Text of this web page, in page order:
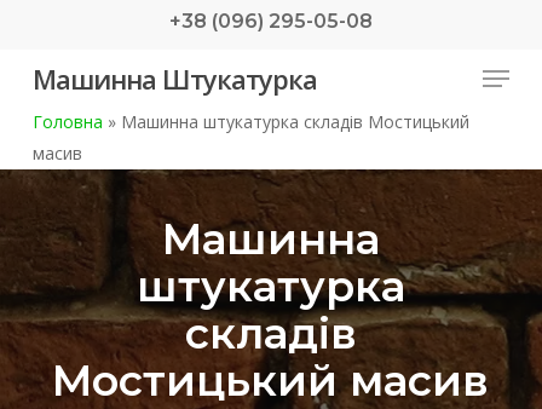
main
+38 (096) 295-05-08
Машинна Штукатурка Menu
Головна »Машинна штукатурка складів Мостицький
масив
Машинна
штукатурка
складів
Мостицький масив